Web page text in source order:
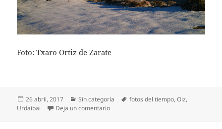
Foto: Txaro Ortiz de Zarate
Publicado
el
26 abril, 2017 Categorías
Sin categoría Etiquetas
fotos del tiempo,Oiz,
Urdaibai
Deja un comentarioen Urdaibai desde el monte Oiz nevado